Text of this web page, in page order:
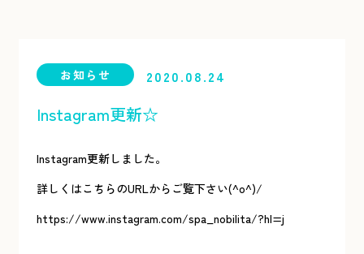
お知らせ 2020.08.24
Instagram更新☆
Instagram更新しました。
詳しくはこちらのURLからご覧下さい(^o^)/
https://www.instagram.com/spa_nobilita/?hl=j